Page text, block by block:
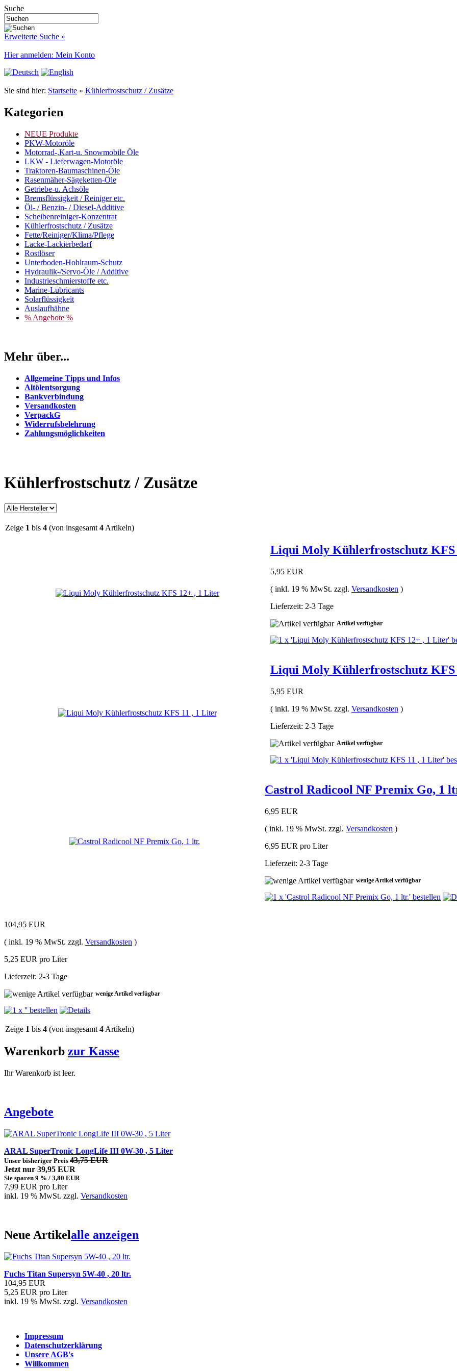
Suche
Erweiterte Suche »
Hier anmelden: Mein Konto
Sie sind hier: Startseite » Kühlerfrostschutz / Zusätze
Kategorien
NEUE Produkte
PKW-Motoröle
Motorrad-,Kart-u. Snowmobile Öle
LKW - Lieferwagen-Motoröle
Traktoren-Baumaschinen-Öle
Rasenmäher-Sägeketten-Öle
Getriebe-u. Achsöle
Bremsflüssigkeit / Reiniger etc.
Öl- / Benzin- / Diesel-Additive
Scheibenreiniger-Konzentrat
Kühlerfrostschutz / Zusätze
Fette/Reiniger/Klima/Pflege
Lacke-Lackierbedarf
Rostlöser
Unterboden-Hohlraum-Schutz
Hydraulik-/Servo-Öle / Additive
Industrieschmierstoffe etc.
Marine-Lubricants
Solarflüssigkeit
Auslaufhähne
% Angebote %
Mehr über...
Allgemeine Tipps und Infos
Altölentsorgung
Bankverbindung
Versandkosten
VerpackG
Widerrufsbelehrung
Zahlungsmöglichkeiten
Kühlerfrostschutz / Zusätze
Zeige 1 bis 4 (von insgesamt 4 Artikeln)
Liqui Moly Kühlerfrostschutz
5,95 EUR
( inkl. 19 % MwSt. zzgl. Versandkosten )
Lieferzeit: 2-3 Tage
Artikel verfügbar
Liqui Moly Kühlerfrostschutz KFS
5,95 EUR
( inkl. 19 % MwSt. zzgl. Versandkosten )
Lieferzeit: 2-3 Tage
Artikel verfügbar
Castrol Radicool NF Premix Go, 1
6,95 EUR
( inkl. 19 % MwSt. zzgl. Versandkosten )
6,95 EUR pro Liter
Lieferzeit: 2-3 Tage
wenige Artikel verfügbar
104,95 EUR
( inkl. 19 % MwSt. zzgl. Versandkosten )
5,25 EUR pro Liter
Lieferzeit: 2-3 Tage
wenige Artikel verfügbar
Zeige 1 bis 4 (von insgesamt 4 Artikeln)
Warenkorb zur Kasse
Ihr Warenkorb ist leer.
Angebote
ARAL SuperTronic LongLife III 0W-30 , 5 Liter
Unser bisheriger Preis 43,75 EUR
Jetzt nur 39,95 EUR
Sie sparen 9 % / 3,80 EUR
7,99 EUR pro Liter
inkl. 19 % MwSt. zzgl. Versandkosten
Neue Artikelalle anzeigen
Fuchs Titan Supersyn 5W-40 , 20 ltr.
104,95 EUR
5,25 EUR pro Liter
inkl. 19 % MwSt. zzgl. Versandkosten
Impressum
Datenschutzerklärung
Unsere AGB's
Willkommen